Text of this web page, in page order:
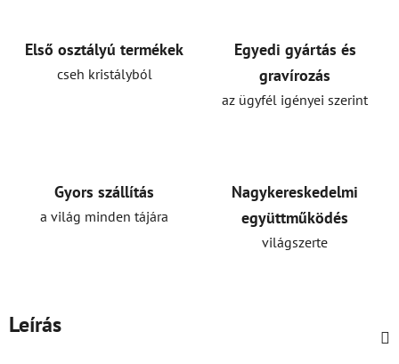
Első osztályú termékek
cseh kristályból
Egyedi gyártás és
gravírozás
az ügyfél igényei szerint
Gyors szállítás
a világ minden tájára
Nagykereskedelmi
együttműködés
világszerte
Leírás